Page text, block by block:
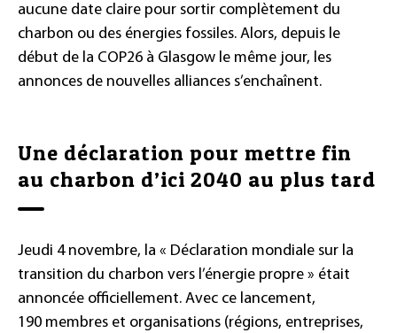
aucune date claire pour sortir complètement du
charbon ou des énergies fossiles. Alors, depuis le
début de la COP26 à Glasgow le même jour, les
annonces de nouvelles alliances s’enchaînent.
Une déclaration pour mettre fin
au charbon d’ici 2040 au plus tard
Jeudi 4 novembre, la « Déclaration mondiale sur la
transition du charbon vers l’énergie propre » était
annoncée officiellement. Avec ce lancement,
190 membres et organisations (régions, entreprises,